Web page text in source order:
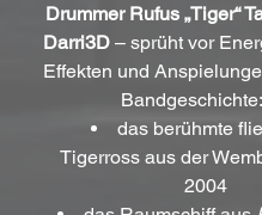
Drummer Rufus „Tiger“
Darri3D – sprüht vor
Effekten und
Bandgeschichte:
das berühmte
Tigerross aus der
2004